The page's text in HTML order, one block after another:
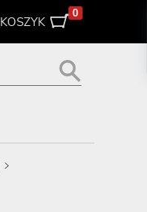
KOSZYK
0
>